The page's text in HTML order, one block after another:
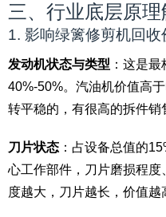
三、行业底层原理
1. 影响绿篱修剪机回
发动机状态与类型 ：这是
40%-50%。汽油机价值高
转平稳的，有很高的拆件销
刀片状态 ：占设备总值的
心工作部件，刀片磨损程
度越大，刀片越长，价值越